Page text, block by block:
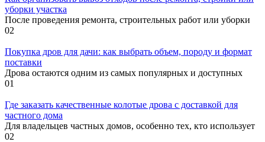
уборки участка
После проведения ремонта, строительных работ или уборки
02
Покупка дров для дачи: как выбрать объем, породу и формат
поставки
Дрова остаются одним из самых популярных и доступных
01
Где заказать качественные колотые дрова с доставкой для
частного дома
Для владельцев частных домов, особенно тех, кто использует
02